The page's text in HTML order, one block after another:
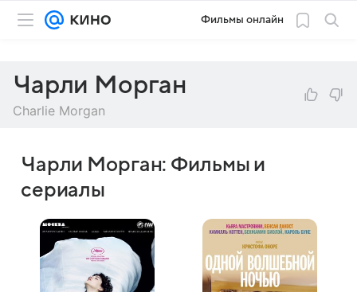
Фильмы онлайн
Чарли Морган
Charlie Morgan
Чарли Морган: Фильмы и
сериалы